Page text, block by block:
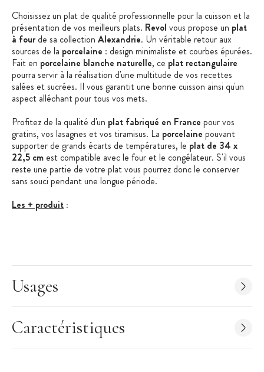
Choisissez un plat de qualité professionnelle pour la cuisson et la
présentation de vos meilleurs plats. Revol vous propose un plat
à fourde sa collection Alexandrie. Un véritable retour aux
sources de la porcelaine : design minimaliste et courbes épurées.
Fait en porcelaine blanche naturelle, ce plat rectangulaire
pourra servir à la réalisation d'une multitude de vos recettes
salées et sucrées. Il vous garantit une bonne cuisson ainsi qu'un
aspect alléchant pour tous vos mets.
Profitez de la qualité d'un plat fabriqué en France pour vos
gratins, vos lasagnes et vos tiramisus. La porcelaine pouvant
supporter de grands écarts de températures, le plat de 34 x
22,5 cm est compatible avec le four et le congélateur. S'il vous
reste une partie de votre plat vous pourrez donc le conserver
sans souci pendant une longue période.
Les + produit :
Alexandrie: Gamme simple et au design minimaliste mais
toujours travaillé pour être harmonieux, Alexandrie est l'image
d'une porcelaine de qualité. Son blanc immaculé mettra en valeur
vos aliments sans prétention pour un service impeccable dans
tous les sens du terme. Profitez de toute la qualité de la
Usages
Caractéristiques